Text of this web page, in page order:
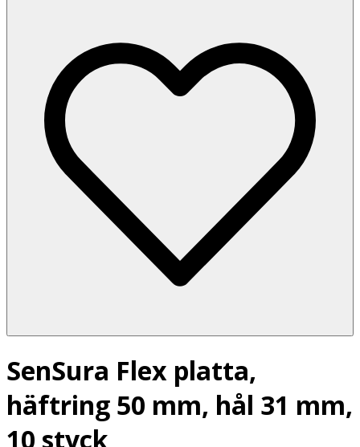
SenSura Flex platta,
häftring 50 mm, hål 31 mm,
10 styck